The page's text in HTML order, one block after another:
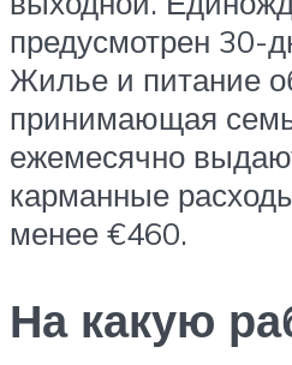
предусмотрен 30-
Жилье и питание
принимающая
ежемесячно
карманные
менее €460.
На какую